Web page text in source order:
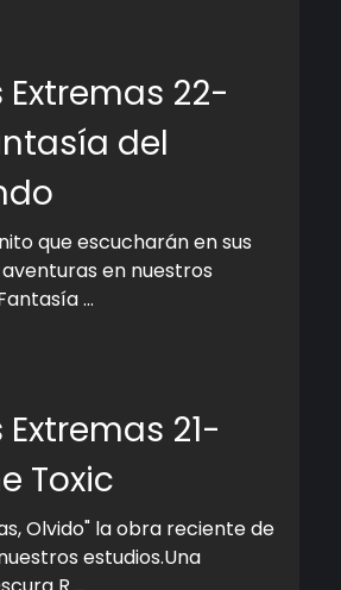
22-
del
que escucharán en sus
en nuestros
...
21-
Toxic
Olvido" la obra reciente de
estudios.Una